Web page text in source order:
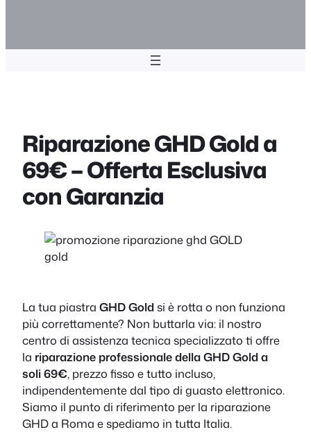
Riparazione GHD Gold a
69€ – Offerta Esclusiva
con Garanzia
La tua piastra GHD Goldsi è rotta o non funziona
più correttamente? Non buttarla via: il nostro
centro di assistenza tecnica specializzato ti offre
la riparazione professionale della GHD Gold a
soli 69€, prezzo fisso e tutto incluso,
indipendentemente dal tipo di guasto elettronico.
Siamo il punto di riferimento per la riparazione
GHD a Roma e spediamo in tutta Italia.